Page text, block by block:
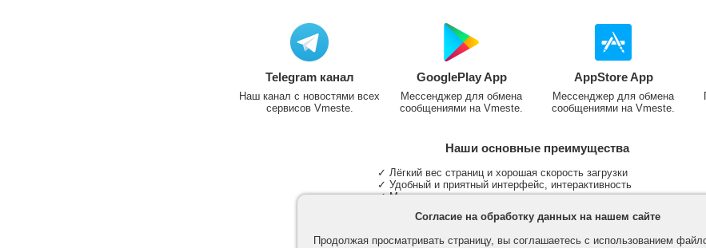
Telegram канал
Наш канал с новостями всех
сервисов Vmeste.
GooglePlay App
Мессенджер для обмена
сообщениями на Vmeste.
AppStore App
Мессенджер для обмена
сообщениями на Vmeste.
Наши основные преимущества
✓ Лёгкий вес страниц и хорошая скорость загрузки
✓ Удобный и приятный интерфейс, интерактивность
✓ Мы не размещаем надоедливую рекламу
✓ Участие в группах и сообществах
✓ Поддержка основных типов и больших файлов
Согласие на обработку данных на нашем сайте
Продолжая просматривать страницу, вы соглашаетесь с использованием